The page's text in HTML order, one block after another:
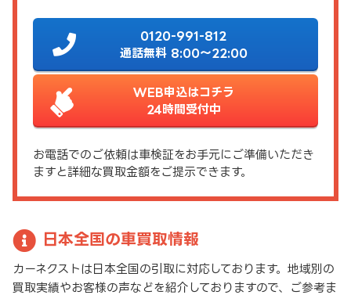
0120-991-812
通話無料 8:00～22:00
WEB申込はコチラ
24時間受付中
お電話でのご依頼は車検証をお手元にご準備いただき
ますと詳細な買取金額をご提示できます。
日本全国の車買取情報
カーネクストは日本全国の引取に対応しております。地域別の
買取実績やお客様の声などを紹介しておりますので、ご参考ま